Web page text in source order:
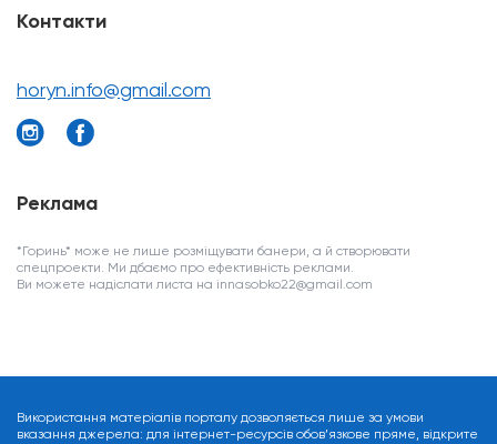
Контакти
horyn.info@gmail.com
Реклама
*Горинь* може не лише розміщувати банери, а й створювати
спецпроекти. Ми дбаємо про ефективність реклами.
Ви можете надіслати листа на innasobko22@gmail.com
Використання матеріалів порталу дозволяється лише за умови
вказання джерела: для інтернет-ресурсів обов’язкове пряме, відкрите